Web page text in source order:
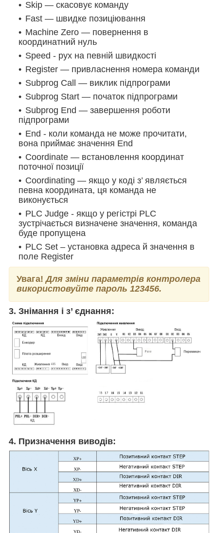
Skip — скасовує команду
Fast — швидке позиціювання
Machine Zero — повернення в
координатний нуль
Speed - рух на певній швидкості
Register — привласнення номера команди
Subprog Call — виклик підпрограми
Subprog Start — початок підпрограми
Subprog End — завершення роботи
підпрограми
End - коли команда не може прочитати,
вона приймає значення End
Coordinate — встановлення координат
поточної позиції
Coordinating — якщо у коді з’ являється
певна координата, ця команда не
виконується
PLC Judge - якщо у регістрі PLC
зустрічається визначене значення, команда
буде пропущена
PLC Set – установка адреса й значення в
поле Register
Увага! Для зміни параметрів контролера
використовуйте пароль 123456.
3. Знімання і з’ єднання:
4. Призначення виводів: